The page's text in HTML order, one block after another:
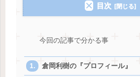
目次
今回の記事で分かる事
倉岡利樹の『プロフィール』